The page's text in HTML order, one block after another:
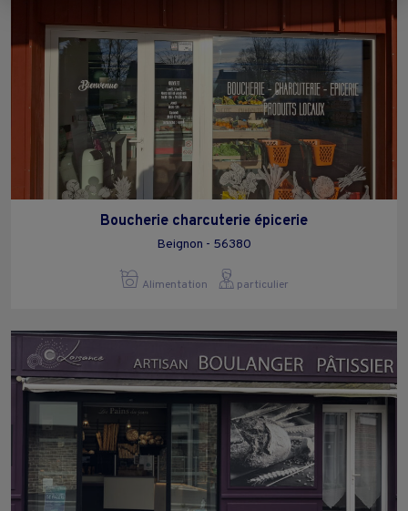
Boucherie charcuterie épicerie
Beignon - 56380
Alimentation particulier
moment en cliquant sur le lien "Paramétrez vos choix" situé en bas de
page.